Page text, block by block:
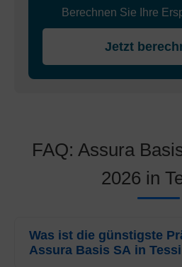
Berechnen Sie Ihre
Jetzt
FAQ: Assura
2026 in
Was ist die günstigste
Assura Basis SA in